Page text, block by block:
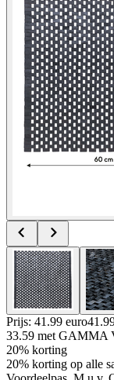
Prijs: 41.99 euro41 .
33.59 met GAMMA
20% korting
20% korting op alle